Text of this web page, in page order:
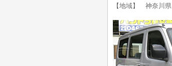
【地域】 神奈川県